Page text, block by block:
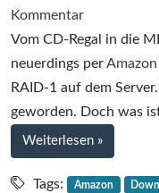
Kommentarzu
Musik
hören
und
nicht
hören
Vom CD-Regal in die
neuerdings per
RAID-1 auf dem
geworden. Doch was
Weiterlesen bei
Musik
hören
»
Tags: Amazon